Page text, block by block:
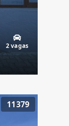
2 vagas
11379